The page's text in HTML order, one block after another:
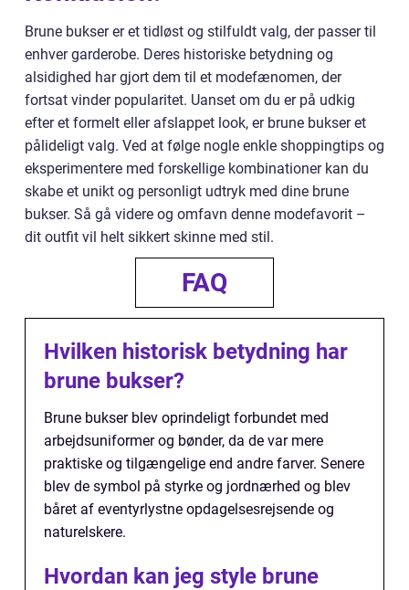
Brune bukser er et tidløst og stilfuldt valg, der passer til
enhver garderobe. Deres historiske betydning og
alsidighed har gjort dem til et modefænomen, der
fortsat vinder popularitet. Uanset om du er på udkig
efter et formelt eller afslappet look, er brune bukser et
pålideligt valg. Ved at følge nogle enkle shoppingtips og
eksperimentere med forskellige kombinationer kan du
skabe et unikt og personligt udtryk med dine brune
bukser. Så gå videre og omfavn denne modefavorit –
dit outfit vil helt sikkert skinne med stil.
FAQ
Hvilken historisk betydning har
brune bukser?
Brune bukser blev oprindeligt forbundet med
arbejdsuniformer og bønder, da de var mere
praktiske og tilgængelige end andre farver. Senere
blev de symbol på styrke og jordnærhed og blev
båret af eventyrlystne opdagelsesrejsende og
naturelskere.
Hvordan kan jeg style brune